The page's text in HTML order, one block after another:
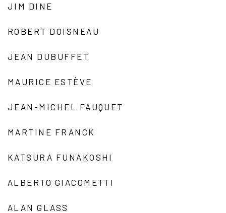
JIM DINE
ROBERT DOISNEAU
JEAN DUBUFFET
MAURICE ESTÈVE
JEAN-MICHEL FAUQUET
MARTINE FRANCK
KATSURA FUNAKOSHI
ALBERTO GIACOMETTI
ALAN GLASS